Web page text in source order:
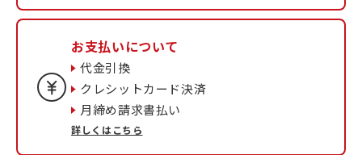
お支払いについて
代金引換
クレシットカード決済
月締め請求書払い
詳しくはこちら